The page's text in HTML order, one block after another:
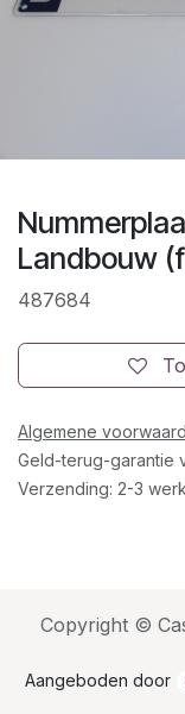
Landbouw
487684
Algemene
Geld-terug-garantie
Verzending: 2-3
Copyright ©
Aangeboden door